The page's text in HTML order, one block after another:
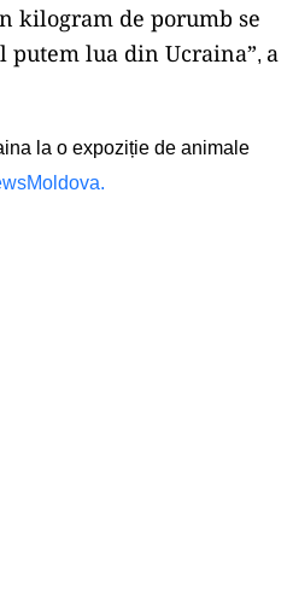
kilogram de porumb se
putem lua din Ucraina”, a
la o expoziție de animale